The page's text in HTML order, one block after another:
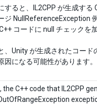
すると、IL2CPP が生成する
ジ NullReferenceException
コードに null チェックを
、Unity が生成されたコー
因になる可能性があります
the C++ code that IL2CPP